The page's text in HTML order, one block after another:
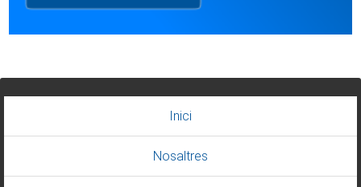
Inici
Nosaltres